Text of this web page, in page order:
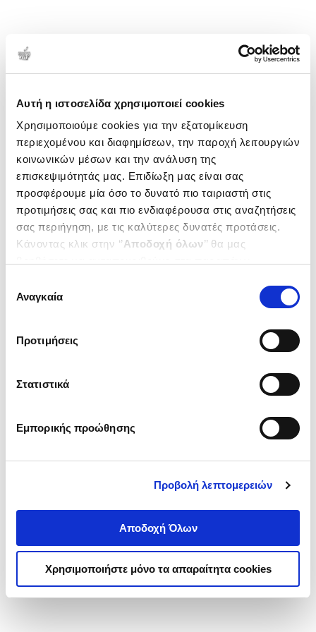
Αυτή η ιστοσελίδα χρησιμοποιεί cookies
Χρησιμοποιούμε cookies για την εξατομίκευση
περιεχομένου και διαφημίσεων, την παροχή λειτουργιών
κοινωνικών μέσων και την ανάλυση της
επισκεψιμότητάς μας. Επιδίωξη μας είναι σας
προσφέρουμε μία όσο το δυνατό πιο ταιριαστή στις
προτιμήσεις σας και πιο ενδιαφέρουσα στις αναζητήσεις
σας περιήγηση, με τις καλύτερες δυνατές προτάσεις.
Κάνοντας κλικ στην ‘’Αποδοχή όλων’’ θα μας
ενδιαφέρουν και να επιλέξετε από τα παρακάτω με την
΄΄και να ενημερωθείτε σχετικά με
συγκατάθεσης
Αναγκαία
Προτιμήσεις
Στατιστικά
Εμπορικής προώθησης
Προβολή λεπτομερειών
Αποδοχή Όλων
Χρησιμοποιήστε μόνο τα απαραίτητα cookies